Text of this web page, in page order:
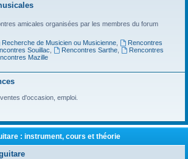
amicales organisées par les membres du forum
Recherche de Musicien ou Musicienne,
Rencontres
Souillac Rencontres Sarthe,
Rencontres
Mazille
d'occasion, emploi.
: instrument, cours et théorie